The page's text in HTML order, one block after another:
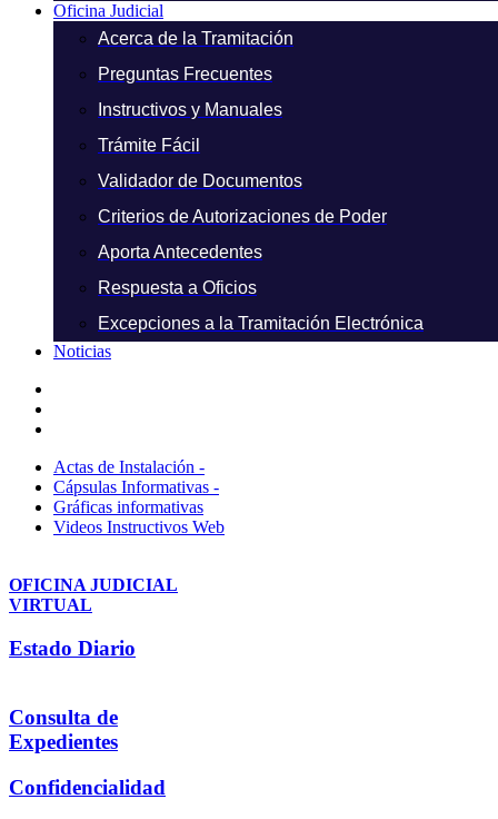
Oficina Judicial
Acerca de la Tramitación
Preguntas Frecuentes
Instructivos y Manuales
Trámite Fácil
Validador de Documentos
Criterios de Autorizaciones de Poder
Aporta Antecedentes
Respuesta a Oficios
Excepciones a la Tramitación Electrónica
Noticias
Actas de Instalación -
Cápsulas Informativas -
Gráficas informativas
Videos Instructivos Web
OFICINA JUDICIAL
VIRTUAL
Estado Diario
Consulta de
Expedientes
Confidencialidad